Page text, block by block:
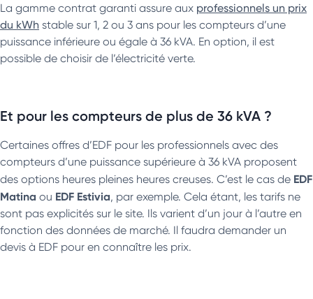
La gamme contrat garanti assure aux professionnels un prix
du kWh stable sur 1, 2 ou 3 ans pour les compteurs d’une
puissance inférieure ou égale à 36 kVA. En option, il est
possible de choisir de l’électricité verte.
Et pour les compteurs de plus de 36 kVA ?
Certaines offres d’EDF pour les professionnels avec des
compteurs d’une puissance supérieure à 36 kVA proposent
des options heures pleines heures creuses. C’est le cas de EDF
Matina ou EDF Estivia, par exemple. Cela étant, les tarifs ne
sont pas explicités sur le site. Ils varient d’un jour à l’autre en
fonction des données de marché. Il faudra demander un
devis à EDF pour en connaître les prix.